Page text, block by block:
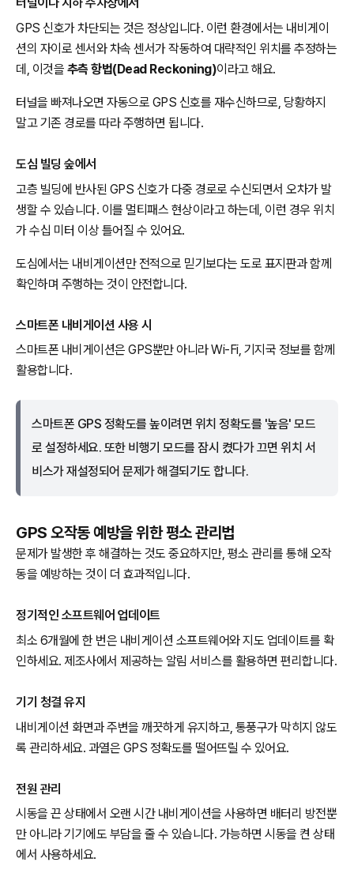
터널이나 지하 주차장에서
GPS 신호가 차단되는 것은 정상입니다. 이런 환경에서는 내비게이
션의 자이로 센서와 차속 센서가 작동하여 대략적인 위치를 추정하는
데, 이것을 추측 항법(Dead Reckoning)이라고 해요.
터널을 빠져나오면 자동으로 GPS 신호를 재수신하므로, 당황하지
말고 기존 경로를 따라 주행하면 됩니다.
도심 빌딩 숲에서
고층 빌딩에 반사된 GPS 신호가 다중 경로로 수신되면서 오차가 발
생할 수 있습니다. 이를 멀티패스 현상이라고 하는데, 이런 경우 위치
가 수십 미터 이상 틀어질 수 있어요.
도심에서는 내비게이션만 전적으로 믿기보다는 도로 표지판과 함께
확인하며 주행하는 것이 안전합니다.
스마트폰 내비게이션 사용 시
스마트폰 내비게이션은 GPS뿐만 아니라 Wi-Fi, 기지국 정보를 함께
활용합니다.
스마트폰 GPS 정확도를 높이려면 위치 정확도를 '높음' 모드
로 설정하세요. 또한 비행기 모드를 잠시 켰다가 끄면 위치 서
비스가 재설정되어 문제가 해결되기도 합니다.
GPS 오작동 예방을 위한 평소 관리법
문제가 발생한 후 해결하는 것도 중요하지만, 평소 관리를 통해 오작
동을 예방하는 것이 더 효과적입니다.
정기적인 소프트웨어 업데이트
최소 6개월에 한 번은 내비게이션 소프트웨어와 지도 업데이트를 확
인하세요. 제조사에서 제공하는 알림 서비스를 활용하면 편리합니다.
기기 청결 유지
내비게이션 화면과 주변을 깨끗하게 유지하고, 통풍구가 막히지 않도
록 관리하세요. 과열은 GPS 정확도를 떨어뜨릴 수 있어요.
전원 관리
시동을 끈 상태에서 오랜 시간 내비게이션을 사용하면 배터리 방전뿐
만 아니라 기기에도 부담을 줄 수 있습니다. 가능하면 시동을 켠 상태
에서 사용하세요.